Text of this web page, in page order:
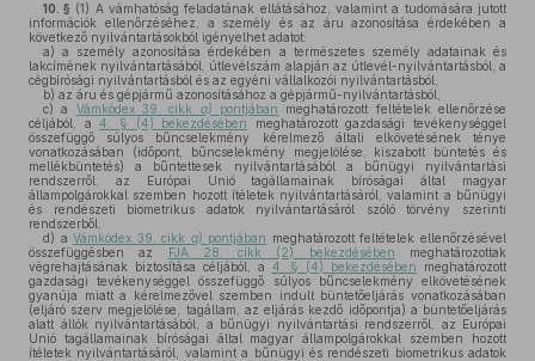
10. § (1) A vámhatóság feladatának ellátásához, valamint a tudomására jutott
információk ellenőrzéséhez, a személy és az áru azonosítása érdekében a
következő nyilvántartásokból igényelhet adatot:
a) a személy azonosítása érdekében a természetes személy adatainak és
lakcímének nyilvántartásából, útlevélszám alapján az útlevél-nyilvántartásból, a
cégbírósági nyilvántartásból és az egyéni vállalkozói nyilvántartásból,
b) az áru és gépjármű azonosításához a gépjármű-nyilvántartásból,
c) a Vámkódex 39. cikk a) pontjában meghatározott feltételek ellenőrzése
céljából, a4. § (4) bekezdésében meghatározott gazdasági tevékenységgel
összefüggő súlyos bűncselekmény kérelmező általi elkövetésének ténye
vonatkozásában (időpont, bűncselekmény megjelölése, kiszabott büntetés és
mellékbüntetés) a bűntettesek nyilvántartásából a bűnügyi nyilvántartási
rendszerről, az Európai Unió tagállamainak bíróságai által magyar
állampolgárokkal szemben hozott ítéletek nyilvántartásáról, valamint a bűnügyi
és rendészeti biometrikus adatok nyilvántartásáról szóló törvény szerinti
rendszerből,
d) aVámkódex 39. cikk a) pontjában meghatározott feltételek ellenőrzésével
összefüggésben az
FJA 28. cikk (2) bekezdésében meghatározottak
végrehajtásának biztosítása céljából, a 4. § (4) bekezdésében meghatározott
gazdasági tevékenységgel összefüggő súlyos bűncselekmény elkövetésének
gyanúja miatt a kérelmezővel szemben indult büntetőeljárás vonatkozásában
(eljáró szerv megjelölése, tagállam, az eljárás kezdő időpontja) a büntetőeljárás
alatt állók nyilvántartásából, a bűnügyi nyilvántartási rendszerről, az Európai
Unió tagállamainak bíróságai által magyar állampolgárokkal szemben hozott
ítéletek nyilvántartásáról, valamint a bűnügyi és rendészeti biometrikus adatok